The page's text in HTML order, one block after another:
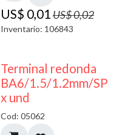
US$ 0,01 US$0,02
Inventario: 106843
Terminal redonda
BA6/1.5/1.2mm/SP
x und
Cod: 05062